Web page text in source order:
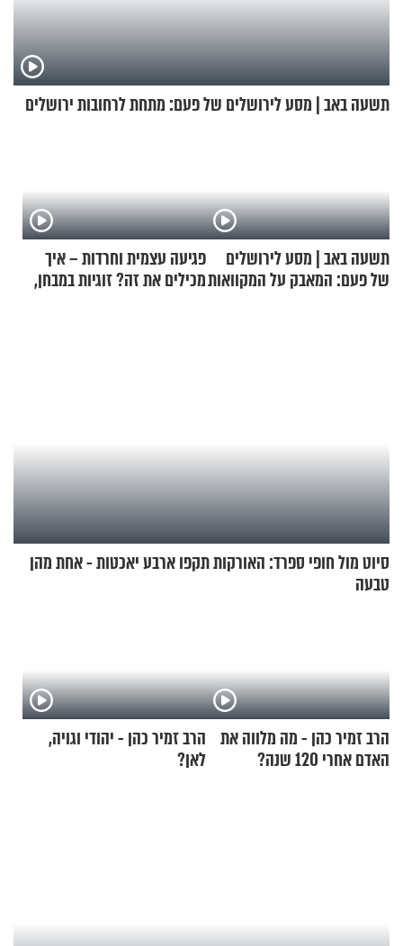
תשעה באב | מסע לירושלים של פעם: מתחת לרחובות ירושלים
תשעה באב | מסע לירושלים
של פעם: המאבק על המקוואות
פגיעה עצמית וחרדות – איך
מכילים את זה? זוגיות במבחן,
סיוט מול חופי ספרד: האורקות תקפו ארבע יאכטות - אחת מהן
טבעה
הרב זמיר כהן - מה מלווה את
האדם אחרי 120 שנה?
הרב זמיר כהן - יהודי וגויה,
לאן?